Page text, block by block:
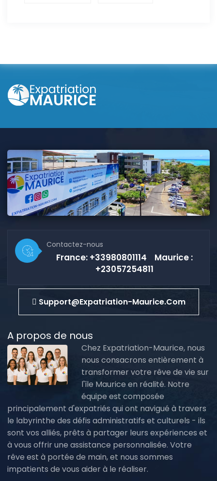
Contactez-nous
France: +33980801114 Maurice :
+23057254811
Support@expatriation-Maurice.com
A propos de nous
Chez Expatriation-Maurice, nous
nous consacrons entièrement à
transformer votre rêve de vie sur
l'île Maurice en réalité. Notre
équipe est composée
principalement d'expatriés qui ont navigué à travers
le labyrinthe des défis administratifs et culturels - ils
sont vos alliés, prêts à partager leurs expériences et
à vous offrir une assistance personnalisée. Votre
rêve est à portée de main, et nous sommes
impatients de vous aider à le réaliser.